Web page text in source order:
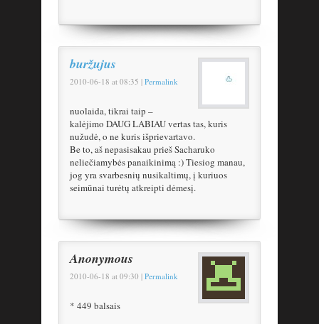
buržujus
2010-06-18 at 08:35 | Permalink
nuolaida, tikrai taip –
kalėjimo DAUG LABIAU vertas tas, kuris
nužudė, o ne kuris išprievartavo.
Be to, aš nepasisakau prieš Sacharuko
neliečiamybės panaikinimą :) Tiesiog manau,
jog yra svarbesnių nusikaltimų, į kuriuos
seimūnai turėtų atkreipti dėmesį.
Anonymous
2010-06-18 at 09:30 | Permalink
* 449 balsais